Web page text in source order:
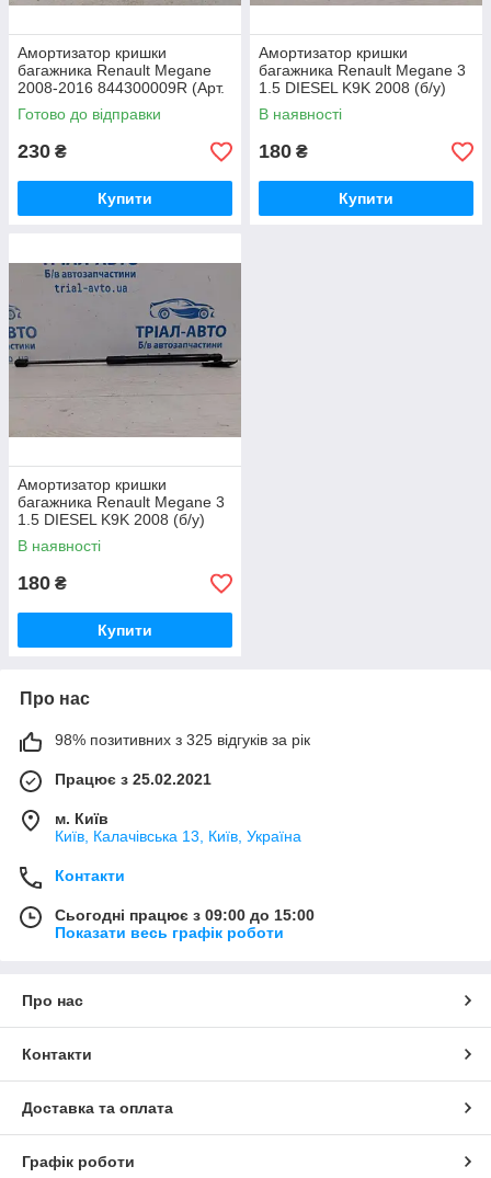
Амортизатор кришки
багажника Renault Megane
2008-2016 844300009R (Арт.
64310)
Готово до відправки
230 ₴
Купити
Амортизатор кришки
багажника Renault Megane 3
1.5 DIESEL K9K 2008 (б/у)
В наявності
180 ₴
Купити
Амортизатор кришки
багажника Renault Megane 3
1.5 DIESEL K9K 2008 (б/у)
В наявності
180 ₴
Купити
Про нас
98% позитивних з 325 відгуків за рік
Працює з 25.02.2021
м. Київ
Київ, Калачівська 13, Київ, Україна
Контакти
Сьогодні працює з 09:00 до 15:00
Показати весь графік роботи
Про нас
Контакти
Доставка та оплата
Графік роботи